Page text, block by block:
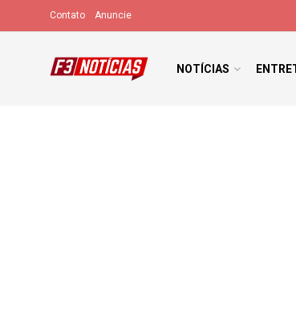
Contato Anuncie
NOTÍCIAS